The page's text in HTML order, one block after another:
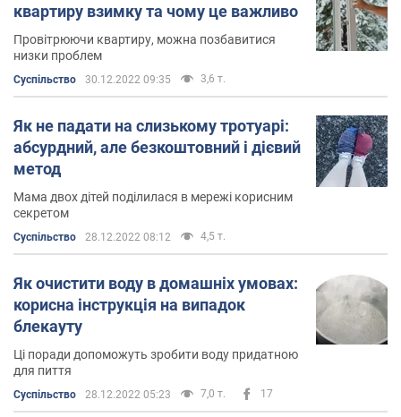
квартиру взимку та чому це важливо
Провітрюючи квартиру, можна позбавитися
низки проблем
Суспільство 30.12.2022 09:35 3,6 т.
Як не падати на слизькому тротуарі:
абсурдний, але безкоштовний і дієвий
метод
Мама двох дітей поділилася в мережі корисним
секретом
Суспільство 28.12.2022 08:12 4,5 т.
Як очистити воду в домашніх умовах:
корисна інструкція на випадок
блекауту
Ці поради допоможуть зробити воду придатною
для пиття
Суспільство 28.12.2022 05:23 7,0 т. 17